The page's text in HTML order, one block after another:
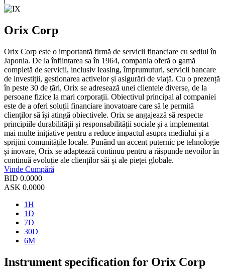
Orix Corp
Orix Corp este o importantă firmă de servicii financiare cu sediul în
Japonia. De la înființarea sa în 1964, compania oferă o gamă
completă de servicii, inclusiv leasing, împrumuturi, servicii bancare
de investiții, gestionarea activelor și asigurări de viață. Cu o prezență
în peste 30 de țări, Orix se adresează unei clientele diverse, de la
persoane fizice la mari corporații. Obiectivul principal al companiei
este de a oferi soluții financiare inovatoare care să le permită
clienților să își atingă obiectivele. Orix se angajează să respecte
principiile durabilității și responsabilității sociale și a implementat
mai multe inițiative pentru a reduce impactul asupra mediului și a
sprijini comunitățile locale. Punând un accent puternic pe tehnologie
și inovare, Orix se adaptează continuu pentru a răspunde nevoilor în
continuă evoluție ale clienților săi și ale pieței globale.
Vinde Cumpără
BID 0.0000
ASK 0.0000
1H
1D
7D
30D
6M
Instrument specification for Orix Corp